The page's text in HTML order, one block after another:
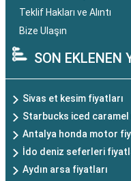
Teklif Hakları ve Alıntı
Bize Ulaşın
SON EKLENEN
Sivas et kesim fiyatları
Starbucks iced
Antalya honda motor
İdo deniz seferleri
Aydın arsa fiyatları